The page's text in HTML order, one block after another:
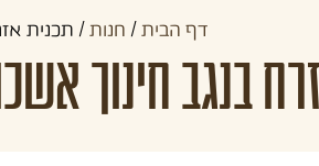
דף הבית / חנות / תכנית אזרח בנגב
אשכול 2025-2026 – דמי השתתפות ל-8